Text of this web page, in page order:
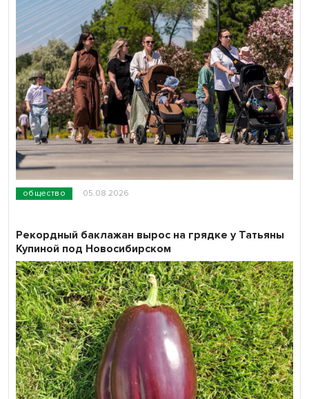
общество 05.08.2026
Рекордный баклажан вырос на грядке у Татьяны
Купиной под Новосибирском